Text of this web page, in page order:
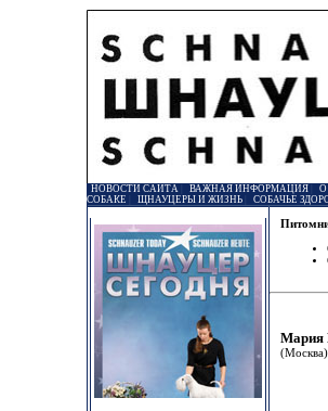
НОВОСТИ САЙТА| ВАЖНАЯ ИНФОРМАЦИЯ| О
СОБАКЕ
ЩНАУЦЕРЫ И ЖИЗНЬ| СОБАЧЬЕ
Мария
(Москва)